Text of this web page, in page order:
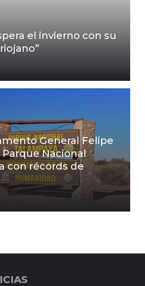
el invierno con su
General Felipe
Parque Nacional
con récords de